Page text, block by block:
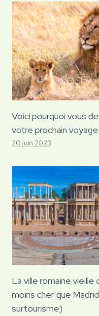
Voici pourquoi vous
votre prochain voyage
20 juin 2023
La ville romaine
moins cher que
surtourisme)